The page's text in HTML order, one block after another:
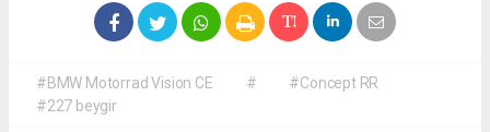
#BMW Motorrad Vision CE #
#Concept RR
#227 beygir